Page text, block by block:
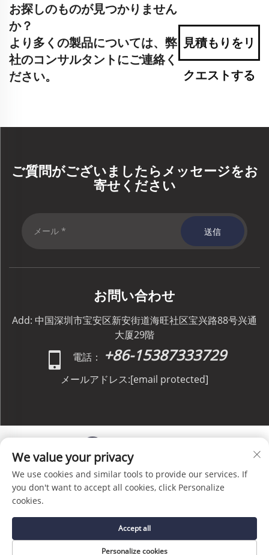
お探しのものが見つかりません
か？
より多くの製品については、弊
社のコンサルタントにご連絡く
ださい。
見積もりをリ
クエストする
ご質問がございましたらメッセージをお
寄せください
送信
お問い合わせ
Add: 中国深圳市宝安区新安街道海旺社区宝兴路88号兴通
大厦29階
電話：
+86-15387333729
メールアドレス:[email protected]
Copyright © C&C GLOBAL Logistics Co., Limited All
Rights Reserved -
We value your privacy
We use cookies and similar tools to provide our services. If
you don't want to accept all cookies, click Personalize
cookies.
Personalize cookies
Accept all